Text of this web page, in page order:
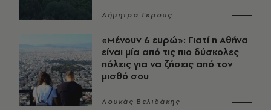
Δήμητρα Γκρους
«Μένουν 6 ευρώ»: Γιατί η Αθήνα
είναι μία από τις πιο δύσκολες
πόλεις για να ζήσεις από τον
μισθό σου
Λουκάς Βελιδάκης